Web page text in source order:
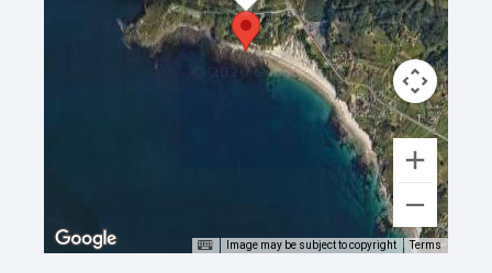
Image may be subject to copyright Terms